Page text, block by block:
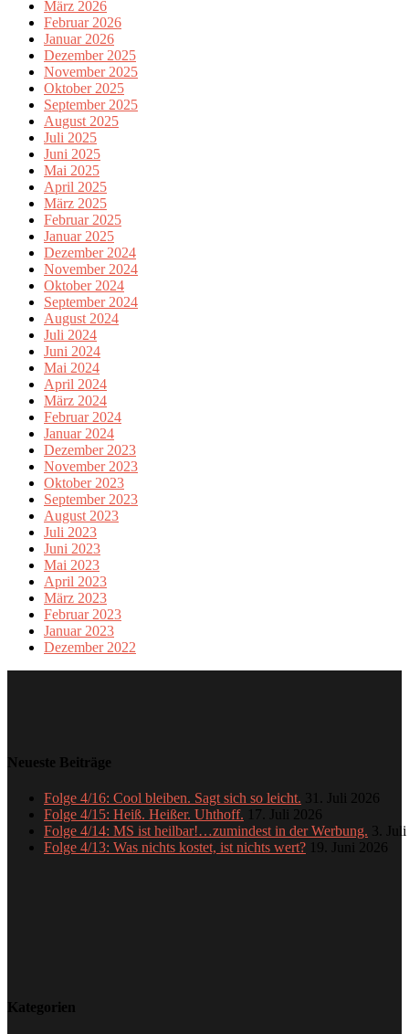
März 2026
Februar 2026
Januar 2026
Dezember 2025
November 2025
Oktober 2025
September 2025
August 2025
Juli 2025
Juni 2025
Mai 2025
April 2025
März 2025
Februar 2025
Januar 2025
Dezember 2024
November 2024
Oktober 2024
September 2024
August 2024
Juli 2024
Juni 2024
Mai 2024
April 2024
März 2024
Februar 2024
Januar 2024
Dezember 2023
November 2023
Oktober 2023
September 2023
August 2023
Juli 2023
Juni 2023
Mai 2023
April 2023
März 2023
Februar 2023
Januar 2023
Dezember 2022
Neueste Beiträge
Folge 4/16: Cool bleiben. Sagt sich so leicht. 31. Juli 2026
Folge 4/15: Heiß. Heißer. Uhthoff. 17. Juli 2026
Folge 4/14: MS ist heilbar!…zumindest in der Werbung. 3.
Folge 4/13: Was nichts kostet, ist nichts wert? 19. Juni 2026
Kategorien